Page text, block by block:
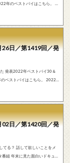
年のベストバイはこちら。 ※
1からやっちゃダメ。でもこ
ら発表していく。空気をか...
26日／第1419回／発
ベストバイはこちら。 2022
、こうなっち...
02日／第1420回／発